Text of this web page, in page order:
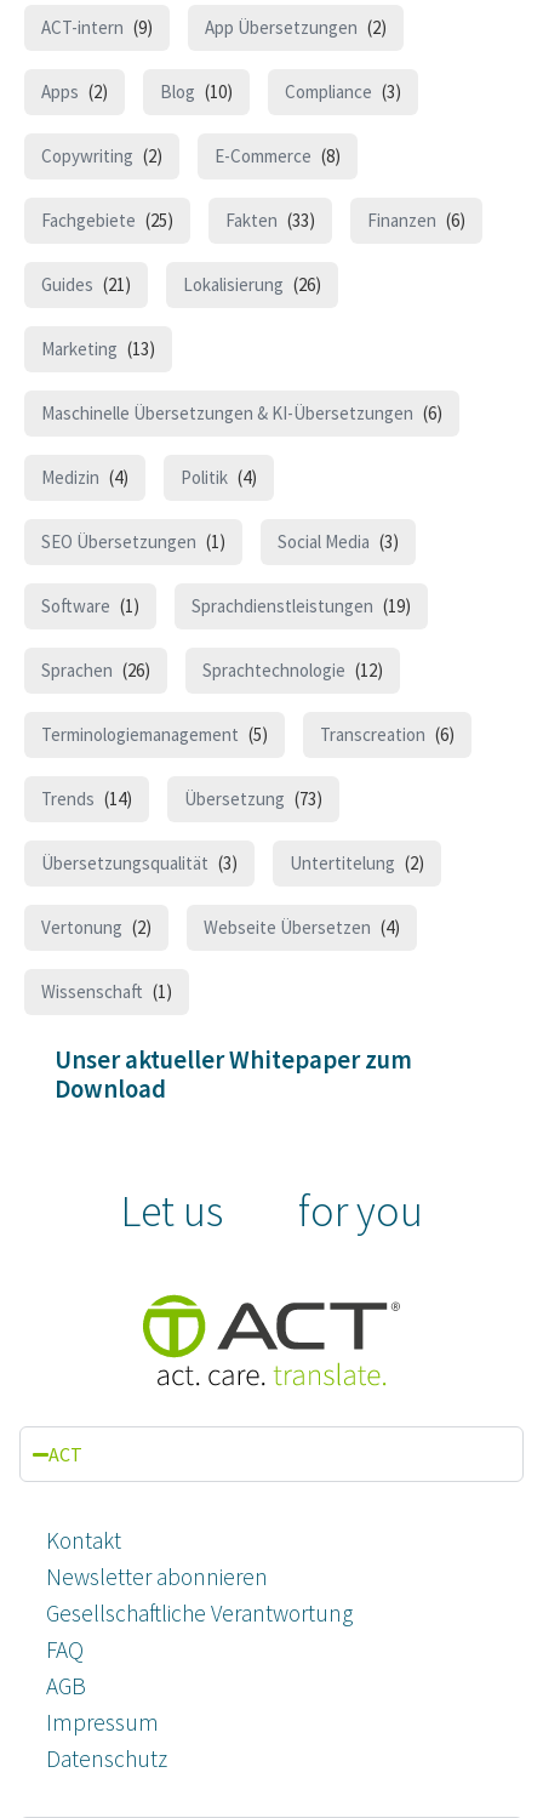
ACT-intern (9) App Übersetzungen (2)
Apps (2) Blog (10) Compliance (3)
Copywriting (2) E-Commerce (8)
Fachgebiete (25) Fakten (33) Finanzen (6)
Guides (21) Lokalisierung (26)
Marketing (13)
Maschinelle Übersetzungen & KI-Übersetzungen (6)
Medizin (4) Politik (4)
SEO Übersetzungen (1) Social Media (3)
Software (1) Sprachdienstleistungen (19)
Sprachen (26) Sprachtechnologie (12)
Terminologiemanagement (5) Transcreation (6)
Trends (14) Übersetzung (73)
Übersetzungsqualität (3) Untertitelung (2)
Vertonung (2) Webseite Übersetzen (4)
Wissenschaft (1)
Unser aktueller Whitepaper zum
Download
Let us for you
ACT
Kontakt
Newsletter abonnieren
Gesellschaftliche Verantwortung
FAQ
AGB
Impressum
Datenschutz­